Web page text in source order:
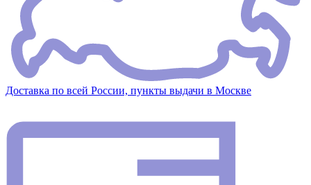
Доставка по всей России, пункты выдачи в Москве